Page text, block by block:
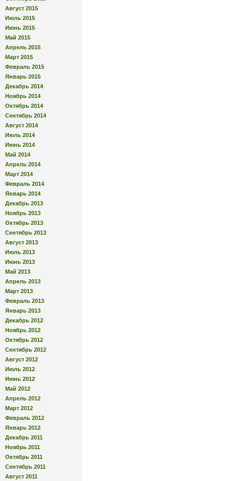
Август 2015
Июль 2015
Июнь 2015
Май 2015
Апрель 2015
Март 2015
Февраль 2015
Январь 2015
Декабрь 2014
Ноябрь 2014
Октябрь 2014
Сентябрь 2014
Август 2014
Июль 2014
Июнь 2014
Май 2014
Апрель 2014
Март 2014
Февраль 2014
Январь 2014
Декабрь 2013
Ноябрь 2013
Октябрь 2013
Сентябрь 2013
Август 2013
Июль 2013
Июнь 2013
Май 2013
Апрель 2013
Март 2013
Февраль 2013
Январь 2013
Декабрь 2012
Ноябрь 2012
Октябрь 2012
Сентябрь 2012
Август 2012
Июль 2012
Июнь 2012
Май 2012
Апрель 2012
Март 2012
Февраль 2012
Январь 2012
Декабрь 2011
Ноябрь 2011
Октябрь 2011
Сентябрь 2011
Август 2011